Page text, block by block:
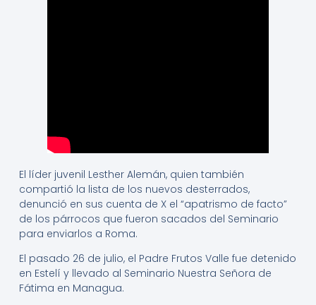
El líder juvenil Lesther Alemán, quien también
compartió la lista de los nuevos desterrados,
denunció en sus cuenta de X el “apatrismo de facto”
de los párrocos que fueron sacados del Seminario
para enviarlos a Roma.
El pasado 26 de julio, el Padre Frutos Valle fue detenido
en Estelí y llevado al Seminario Nuestra Señora de
Fátima en Managua.